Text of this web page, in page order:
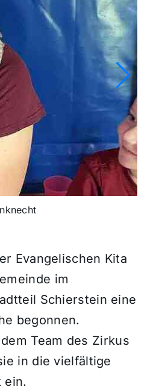
Evangelischen Kita
im
Schierstein eine
begonnen.
Team des Zirkus
in die vielfältige
ein.